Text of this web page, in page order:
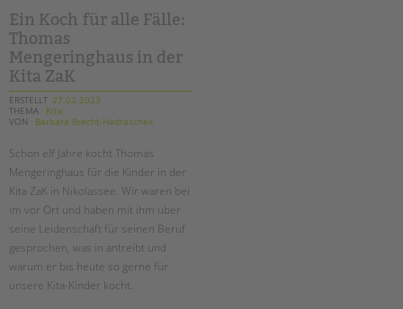
Bereiche im Überblick
Kinder- und Jugendschutz
Unsere Videos
Gesellschafter VdK
schoolcoach BTL
tandem international
KARRIERE
Stellenangebote
tandem als Arbeitgeberin
NEWS/BLOG
unkuerzbar
Briefe an Kai
Ein Koch für alle Fälle:
Thomas
Mengeringhaus in der
Kita ZaK
ERSTELLT 27.02.2023
THEMA
Kita
VON
Barbara Brecht-Hadraschek
Schon elf Jahre kocht Thomas
Mengeringhaus für die Kinder in der
Kita ZaK in Nikolassee. Wir waren bei
im vor Ort und haben mit ihm über
seine Leidenschaft für seinen Beruf
gesprochen, was in antreibt und
warum er bis heute so gerne für
unsere Kita-Kinder kocht.